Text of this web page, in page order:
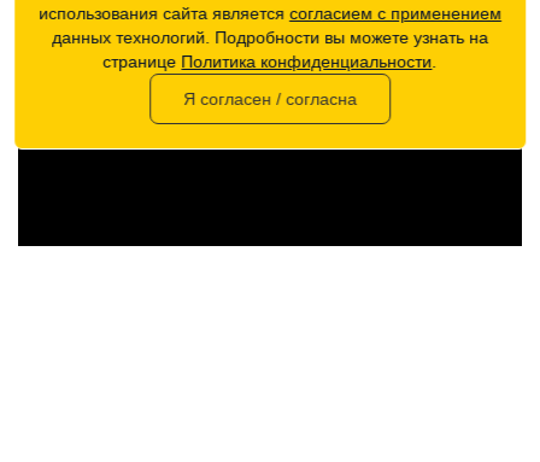
использования сайта является согласием с применением
данных технологий. Подробности вы можете узнать на
странице Политика конфиденциальности
Я согласен / согласна